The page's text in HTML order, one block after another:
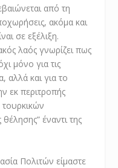
από τη
ακόμα και
σε εξέλιξη.
λαός γνωρίζει πως
μόνο για τις
και για το
εκ περιτροπής
έναντι της
Πολιτών είμαστε